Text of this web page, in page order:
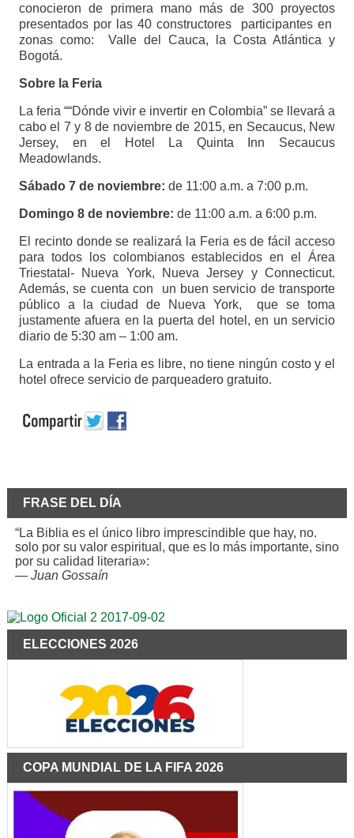
conocieron de primera mano más de 300 proyectos
presentados por las 40 constructores participantes en
zonas como: Valle del Cauca, la Costa Atlántica y
Bogotá.
Sobre la Feria
La feria ““Dónde vivir e invertir en Colombia” se llevará a
cabo el 7 y 8 de noviembre de 2015, en Secaucus, New
Jersey, en el Hotel La Quinta Inn Secaucus
Meadowlands.
Sábado 7 de noviembre: de 11:00 a.m. a 7:00 p.m.
Domingo 8 de noviembre: de 11:00 a.m. a 6:00 p.m.
El recinto donde se realizará la Feria es de fácil acceso
para todos los colombianos establecidos en el Área
Triestatal- Nueva York, Nueva Jersey y Connecticut.
Además, se cuenta con un buen servicio de transporte
público a la ciudad de Nueva York, que se toma
justamente afuera en la puerta del hotel, en un servicio
diario de 5:30 am – 1:00 am.
La entrada a la Feria es libre, no tiene ningún costo y el
hotel ofrece servicio de parqueadero gratuito.
FRASE DEL DÍA
“La Biblia es el único libro imprescindible que hay, no.
solo por su valor espiritual, que es lo más importante, sino
por su calidad literaria»:
— Juan Gossaín
ELECCIONES 2026
COPA MUNDIAL DE LA FIFA 2026